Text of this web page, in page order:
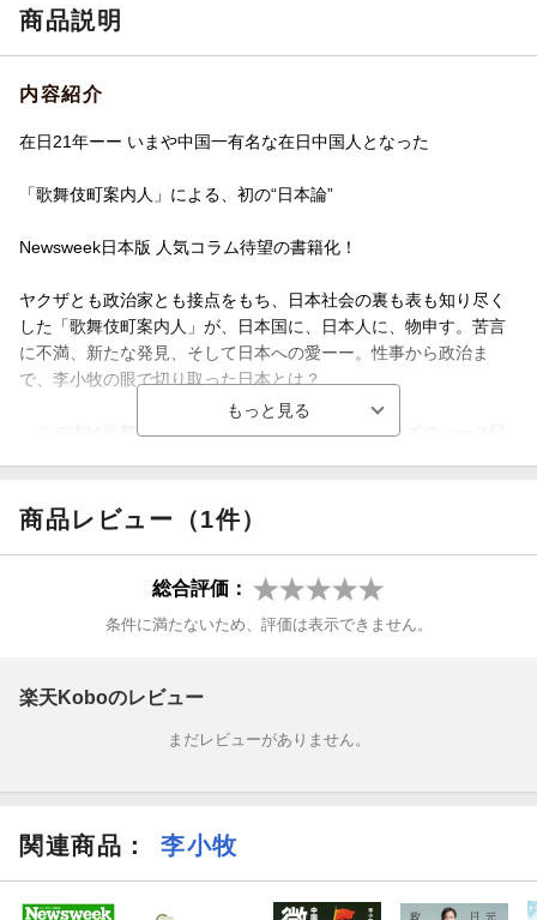
商品説明
内容紹介
在日21年ーー いまや中国一有名な在日中国人となった
「歌舞伎町案内人」による、初の“日本論”
Newsweek日本版 人気コラム待望の書籍化！
ヤクザとも政治家とも接点をもち、日本社会の裏も表も知り尽く
した「歌舞伎町案内人」が、日本国に、日本人に、物申す。苦言
に不満、新たな発見、そして日本への愛ーー。性事から政治ま
で、李小牧の眼で切り取った日本とは？
この本は歌舞伎町案内人こと私、李小牧のニューズウィーク日
合わせて十六冊の本を出版した私にとって、この本はさしずめ十
七番目の「孩子（子供）」、そして自分自身以外のことを書いた
商品レビュー（1件）
総合評価：
条件に満たないため、評価は表示できません。
楽天Koboのレビュー
まだレビューがありません。
関連商品 ： 李小牧